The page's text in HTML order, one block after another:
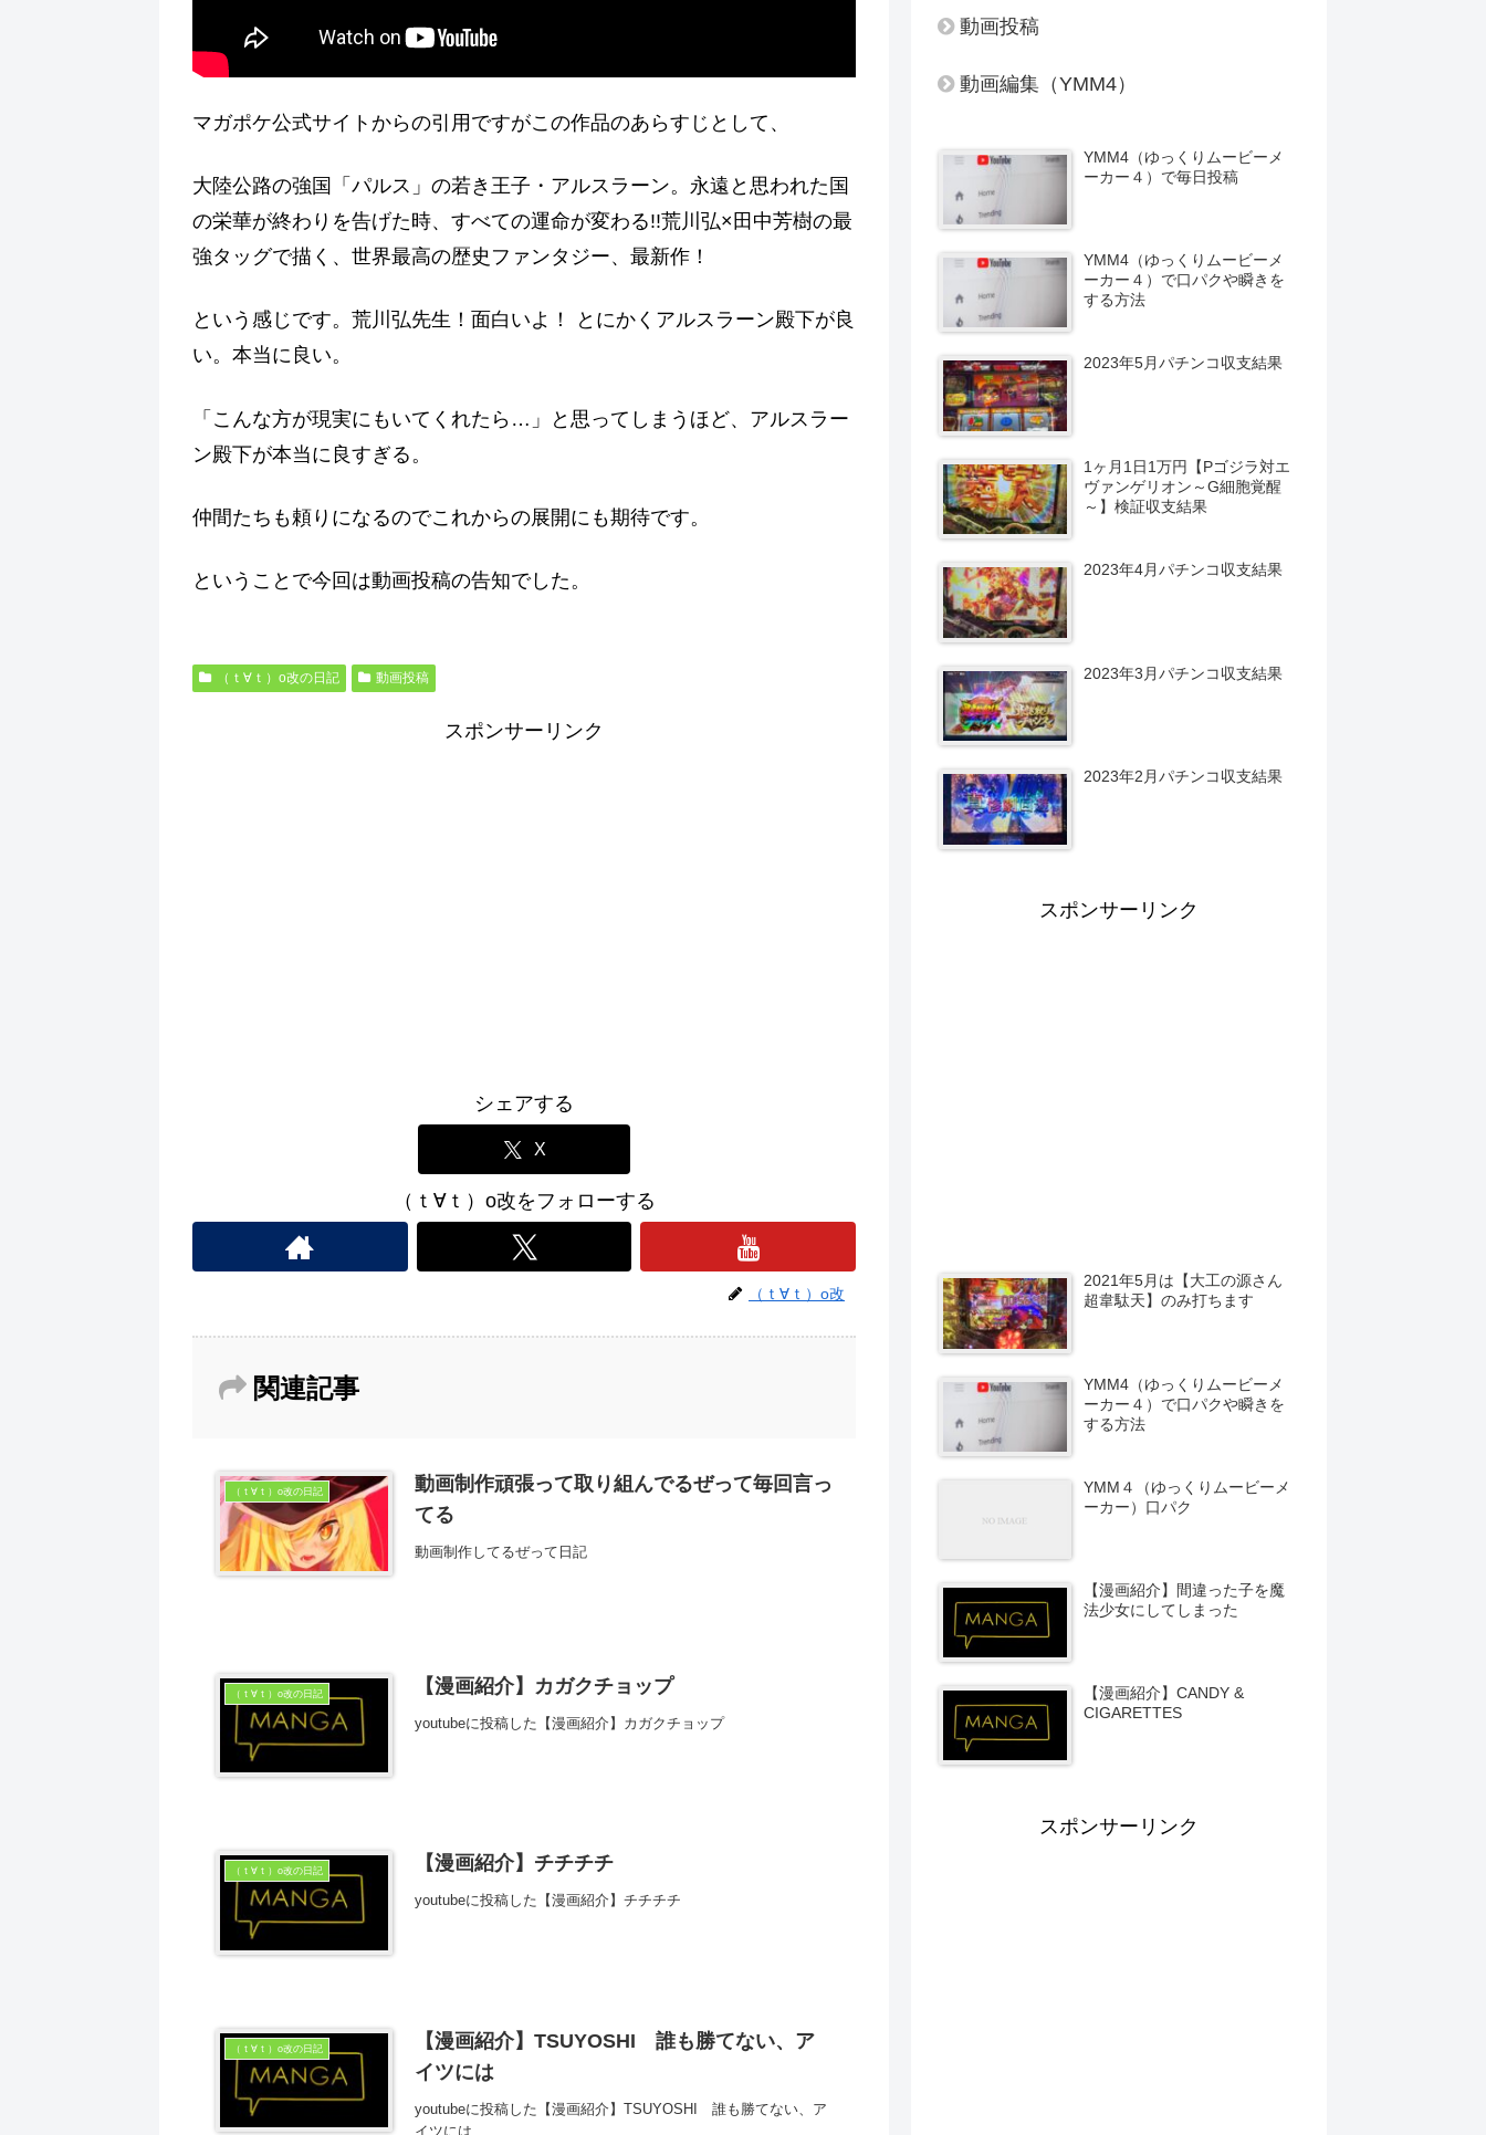
マガポケ公式サイトからの引用ですがこの作品のあらすじとして、
大陸公路の強国「パルス」の若き王子・アルスラーン。永遠と思われた国
の栄華が終わりを告げた時、すべての運命が変わる!!荒川弘×田中芳樹の最
強タッグで描く、世界最高の歴史ファンタジー、最新作！
という感じです。荒川弘先生！面白いよ！ とにかくアルスラーン殿下が良
い。本当に良い。
「こんな方が現実にもいてくれたら…」と思ってしまうほど、アルスラー
ン殿下が本当に良すぎる。
仲間たちも頼りになるのでこれからの展開にも期待です。
ということで今回は動画投稿の告知でした。
（ｔ∀ｔ）o改の日記 動画投稿
スポンサーリンク
シェアする
X
（ｔ∀ｔ）o改をフォローする
（ｔ∀ｔ）o改
関連記事
（ｔ∀ｔ）o改の日記
動画制作頑張って取り組んでるぜって毎回言っ
てる
動画制作してるぜって日記
（ｔ∀ｔ）o改の日記 【漫画紹介】カガクチョップ
youtubeに投稿した【漫画紹介】カガクチョップ
（ｔ∀ｔ）o改の日記 【漫画紹介】チチチチ
youtubeに投稿した【漫画紹介】チチチチ
（ｔ∀ｔ）o改の日記
【漫画紹介】TSUYOSHI 誰も勝てない、ア
イツには
youtubeに投稿した【漫画紹介】TSUYOSHI 誰も勝てない、ア
イツには
動画投稿
動画編集（YMM4）
YMM4（ゆっくりムービーメ
ーカー４）で毎日投稿
YMM4（ゆっくりムービーメ
ーカー４）で口パクや瞬きを
する方法
2023年5月パチンコ収支結果
1ヶ月1日1万円【Pゴジラ対エ
ヴァンゲリオン～G細胞覚醒
～】検証収支結果
2023年4月パチンコ収支結果
2023年3月パチンコ収支結果
2023年2月パチンコ収支結果
スポンサーリンク
2021年5月は【大工の源さん
超韋駄天】のみ打ちます
YMM4（ゆっくりムービーメ
ーカー４）で口パクや瞬きを
する方法
YMM４（ゆっくりムービーメ
ーカー）口パク
【漫画紹介】間違った子を魔
法少女にしてしまった
【漫画紹介】CANDY &
CIGARETTES
スポンサーリンク